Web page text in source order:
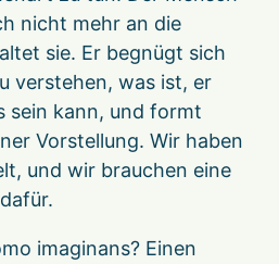
nicht mehr an die
sie. Er begnügt sich
verstehen, was ist, er
sein kann, und formt
Vorstellung. Wir haben
und wir brauchen eine
imaginans? Einen